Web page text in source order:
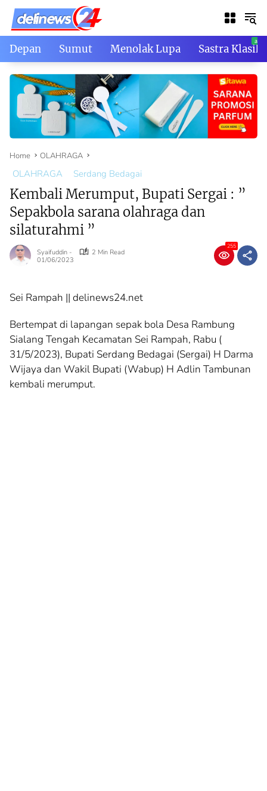
Skip
content
Depan Sumut Menolak Lupa Sastra Klasik
Home OLAHRAGA
OLAHRAGA Serdang Bedagai
Kembali Merumput, Bupati Sergai : ”
Sepakbola sarana olahraga dan
silaturahmi ”
Syaifuddin -
2 Min Read
01/06/2023
255
Sei Rampah || delinews24.net
Bertempat di lapangan sepak bola Desa Rambung
Sialang Tengah Kecamatan Sei Rampah, Rabu (
31/5/2023), Bupati Serdang Bedagai (Sergai) H Darma
Wijaya dan Wakil Bupati (Wabup) H Adlin Tambunan
kembali merumput.